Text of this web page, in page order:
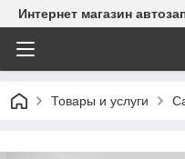
Интернет магазин
Товары и услуги